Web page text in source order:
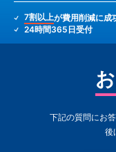
7割以上が費用削減に成
24時間365日受付
下記の質問にお
後